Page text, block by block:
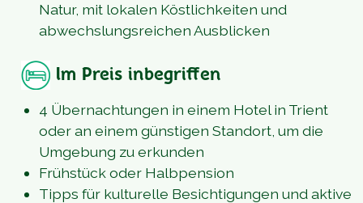
Natur, mit lokalen Köstlichkeiten und
abwechslungsreichen Ausblicken
Im Preis inbegriffen
4 Übernachtungen in einem Hotel in Trient
oder an einem günstigen Standort, um die
Umgebung zu erkunden
Frühstück oder Halbpension
Tipps für kulturelle Besichtigungen und aktive